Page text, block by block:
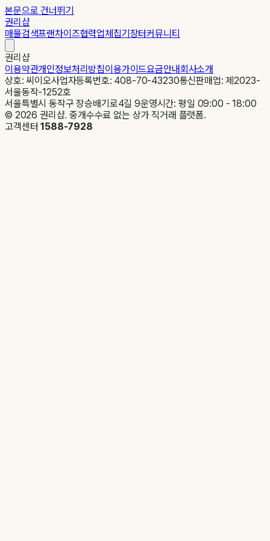
본문으로 건너뛰기
권리샵
매물검색프랜차이즈협력업체집기장터커뮤니티
권리샵
이용약관개인정보처리방침이용가이드요금안내회사소개
상호: 씨이오사업자등록번호: 408-70-43230통신판매업: 제2023-
서울동작-1252호
서울특별시 동작구 장승배기로4길 9운영시간: 평일 09:00 - 18:00
© 2026 권리샵. 중개수수료 없는 상가 직거래 플랫폼.
고객센터1588-7928